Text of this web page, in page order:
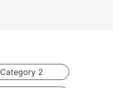
Category 2